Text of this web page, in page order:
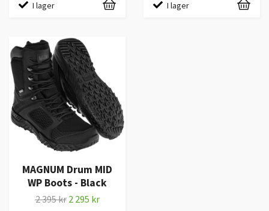
I lager I lager
MAGNUM Drum MID
WP Boots - Black
2 395 kr 2 295 kr